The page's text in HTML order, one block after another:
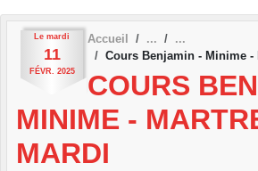
Le mardi
11
FÉVR. 2025
Accueil
Cours Benjamin - Minime -
COURS
MINIME -
MARDI